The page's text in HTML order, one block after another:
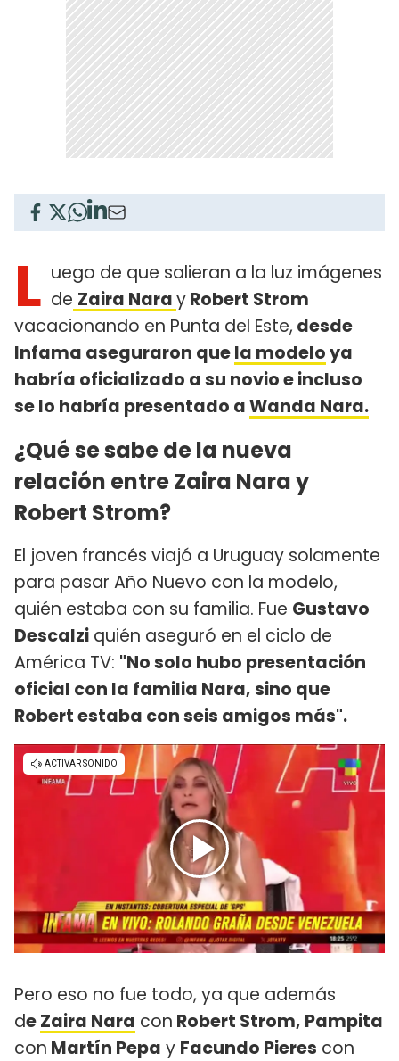
L uego de que salieran a la luz imágenes
de Zaira NarayRobert Strom
vacacionando en Punta del Este, desde
Infama aseguraron quela modeloya
habría oficializado a su novio e incluso
se lo habría presentado aWanda Nara.
¿Qué se sabe de la nueva
relación entre Zaira Nara y
Robert Strom?
El joven francés viajó a Uruguay solamente
para pasar Año Nuevo con la modelo,
quién estaba con su familia. Fue Gustavo
Descalzi quién aseguró en el ciclo de
América TV: "No solo hubo presentación
oficial con la familia Nara, sino que
Robert estaba con seis amigos más".
Pero eso no fue todo, ya que además
deZaira Nara con Robert Strom, Pampita
con Martín Pepa y Facundo Pieres con